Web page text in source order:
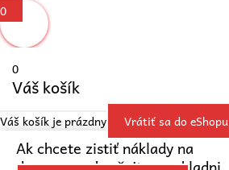
0
0
Váš košík
Váš košík je prázdny Vrátiť sa do eShopu
Ak chcete zistiť náklady na